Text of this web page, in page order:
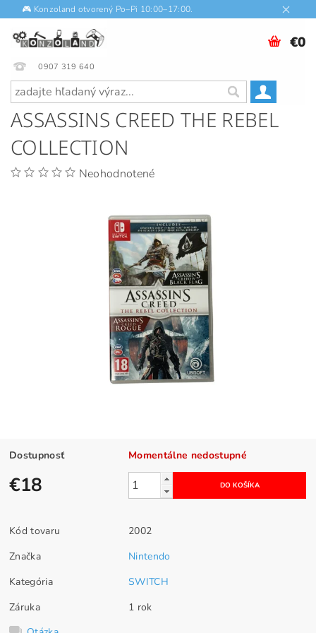
🎮 Konzoland otvorený Po–Pi 10:00–17:00.
0907 319 640
€0
ASSASSINS CREED THE REBEL
COLLECTION
Neohodnotené
Dostupnosť Momentálne nedostupné
€18
Kód tovaru
2002
Značka
Nintendo
Kategória
SWITCH
Záruka
1 rok